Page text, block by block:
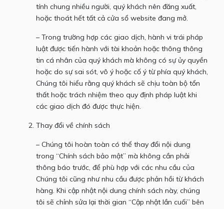
tính chung nhiều người, quý khách nên đăng xuất,
hoặc thoát hết tất cả cửa sổ website đang mở.
– Trong trường hợp các giao dịch, hành vi trái pháp
luật được tiến hành với tài khoản hoặc thông thông
tin cá nhân của quý khách mà không có sự ủy quyền
hoặc do sự sai sót, vô ý hoặc cố ý từ phía quý khách,
Chúng tôi hiểu rằng quý khách sẽ chịu toàn bộ tổn
thất hoặc trách nhiệm theo quy định pháp luật khi
các giao dịch đó được thực hiện.
Thay đổi về chính sách
– Chúng tôi hoàn toàn có thể thay đổi nội dung
trong “Chính sách bảo mật” mà không cần phải
thông báo trước, để phù hợp với các nhu cầu của
Chúng tôi cũng như nhu cầu được phản hồi từ khách
hàng. Khi cập nhật nội dung chính sách này, chúng
tôi sẽ chỉnh sửa lại thời gian “Cập nhật lần cuối” bên